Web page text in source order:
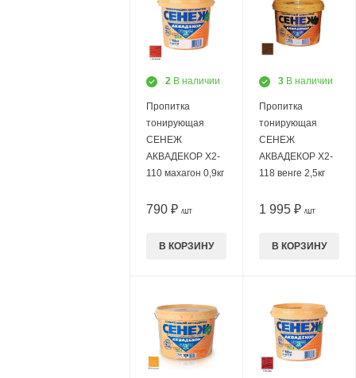
2 В наличии
Пропитка
тонирующая
СЕНЕЖ
АКВАДЕКОР Х2-
110 махагон 0,9кг
790 ₽ /ШТ
В КОРЗИНУ
3 В наличии
Пропитка
тонирующая
СЕНЕЖ
АКВАДЕКОР Х2-
118 венге 2,5кг
1 995 ₽ /ШТ
В КОРЗИНУ